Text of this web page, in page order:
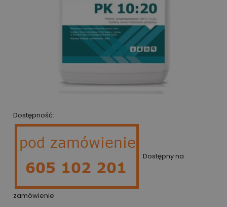
Dostępność:
Dostępny na
zamówienie